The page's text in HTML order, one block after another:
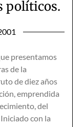
políticos.
presentamos
de la
de diez años
emprendida
del
con la